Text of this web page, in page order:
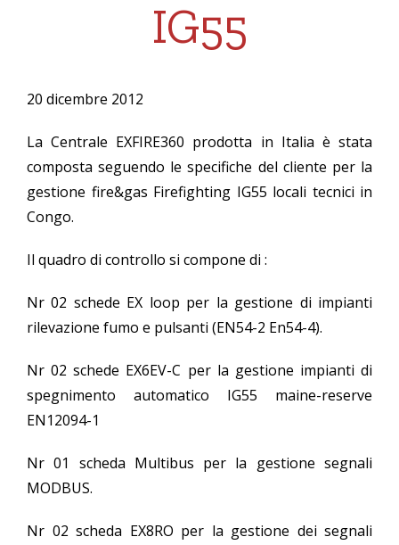
IG55
20 dicembre 2012
La Centrale EXFIRE360 prodotta in Italia è stata
composta seguendo le specifiche del cliente per la
gestione fire&gas Firefighting IG55 locali tecnici in
Congo.
Il quadro di controllo si compone di :
Nr 02 schede EX loop per la gestione di impianti
rilevazione fumo e pulsanti (EN54-2 En54-4).
Nr 02 schede EX6EV-C per la gestione impianti di
spegnimento automatico IG55 maine-reserve
EN12094-1
Nr 01 scheda Multibus per la gestione segnali
MODBUS.
Nr 02 scheda EX8RO per la gestione dei segnali